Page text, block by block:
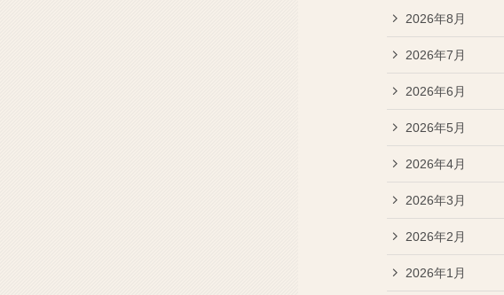
2026年8月
2026年7月
2026年6月
2026年5月
2026年4月
2026年3月
2026年2月
2026年1月